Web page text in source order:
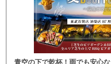
青空の下で乾杯！雨でも安心